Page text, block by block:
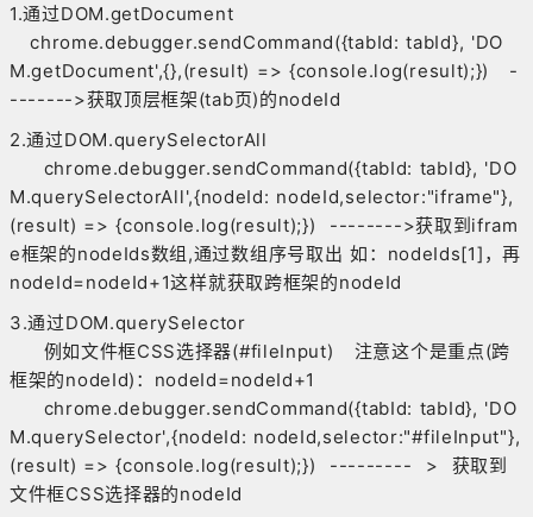
1.通过DOM.getDocument
chrome.debugger.sendCommand({tabId: tabId}, 'DO
M.getDocument',{},(result) => {console.log(result);}) -
------->获取顶层框架(tab页)的nodeId
2.通过DOM.querySelectorAll
chrome.debugger.sendCommand({tabId: tabId}, 'DO
M.querySelectorAll',{nodeId: nodeId,selector:"iframe"},
(result) => {console.log(result);}) -------->获取到ifram
e框架的nodeIds数组,通过数组序号取出 如：nodeIds[1]，再
nodeId=nodeId+1这样就获取跨框架的nodeId
3.通过DOM.querySelector
例如文件框CSS选择器(#fileInput) 注意这个是重点(跨
框架的nodeId)：nodeId=nodeId+1
chrome.debugger.sendCommand({tabId: tabId}, 'DO
M.querySelector',{nodeId: nodeId,selector:"#fileInput"},
(result) => {console.log(result);}) --------- > 获取到
文件框CSS选择器的nodeId